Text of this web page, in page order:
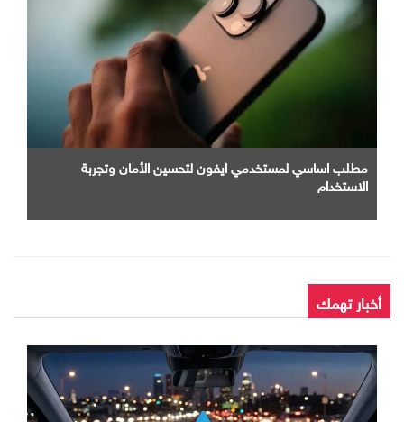
مطلب اساسي لمستخدمي ايفون لتحسين الأمان وتجربة
الاستخدام
أخبار تهمك